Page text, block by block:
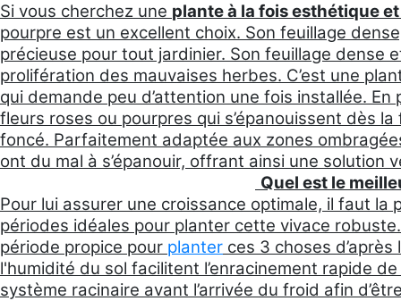
Si vous cherchez une plante à la fois esthétique
pourpre est un excellent choix. Son feuillage
précieuse pour tout jardinier. Son feuillage dense
prolifération des mauvaises herbes. C’est une
qui demande peu d’attention une fois installée.
fleurs roses ou pourpres qui s’épanouissent dès
foncé. Parfaitement adaptée aux zones
ont du mal à s’épanouir, offrant ainsi une solution
Quel est le
Pour lui assurer une croissance optimale, il faut
périodes idéales pour planter cette vivace
période propice pour planter ces 3 choses
l'humidité du sol facilitent l’enracinement rapide
système racinaire avant l’arrivée du froid afin